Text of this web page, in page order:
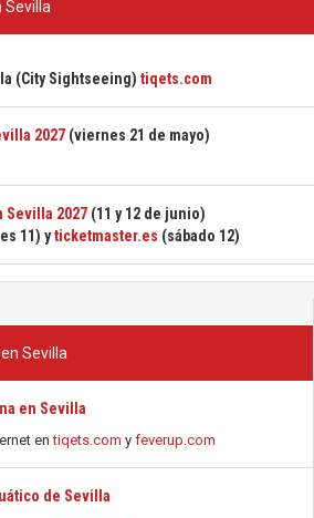
Sevilla
en Sevilla
entiqets.com y feverup.com
de Sevilla
Sevilla
(City Sightseeing) tiqets.com
2027 (viernes 21 de mayo)
Sevilla 2027 (11 y 12 de junio)
11) yticketmaster.es (sábado 12)